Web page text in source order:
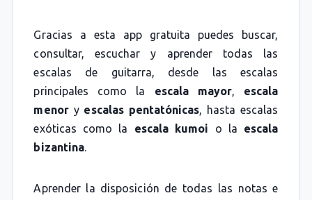
Gracias a esta app gratuita puedes buscar,
consultar, escuchar y aprender todas las
escalas de guitarra, desde las escalas
principales como la escala mayor, escala
menory escalas pentatónicas, hasta escalas
exóticas como la escala kumoi o la escala
bizantina.
Aprender la disposición de todas las notas e